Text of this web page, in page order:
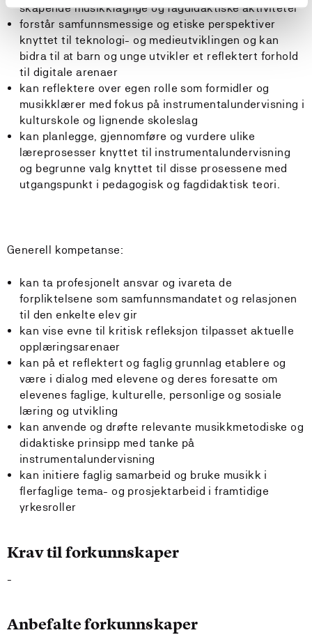
skapende musikkfaglige og fagdidaktiske aktiviteter
forstår samfunnsmessige og etiske perspektiver
knyttet til teknologi- og medieutviklingen og kan
bidra til at barn og unge utvikler et reflektert forhold
til digitale arenaer
kan reflektere over egen rolle som formidler og
musikklærer med fokus på instrumentalundervisning i
kulturskole og lignende skoleslag
kan planlegge, gjennomføre og vurdere ulike
læreprosesser knyttet til instrumentalundervisning
og begrunne valg knyttet til disse prosessene med
utgangspunkt i pedagogisk og fagdidaktisk teori.
Generell kompetanse:
kan ta profesjonelt ansvar og ivareta de
forpliktelsene som samfunnsmandatet og relasjonen
til den enkelte elev gir
kan vise evne til kritisk refleksjon tilpasset aktuelle
opplæringsarenaer
kan på et reflektert og faglig grunnlag etablere og
være i dialog med elevene og deres foresatte om
elevenes faglige, kulturelle, personlige og sosiale
læring og utvikling
kan anvende og drøfte relevante musikkmetodiske og
didaktiske prinsipp med tanke på
instrumentalundervisning
kan initiere faglig samarbeid og bruke musikk i
flerfaglige tema- og prosjektarbeid i framtidige
yrkesroller
Krav til forkunnskaper
-
Anbefalte forkunnskaper